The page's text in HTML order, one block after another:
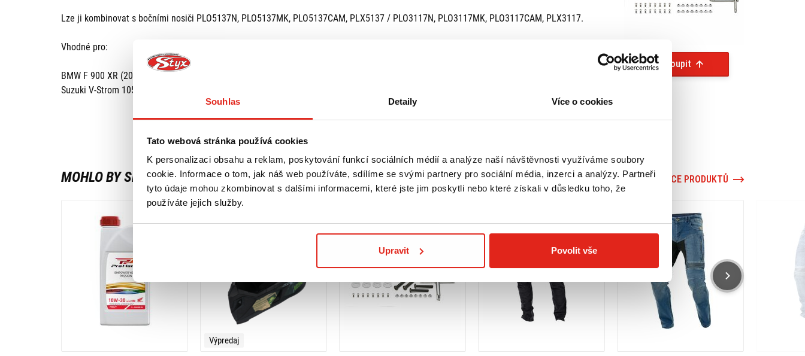
Souhlas Detaily Více o cookies
Tato webová stránka používá cookies
K personalizaci obsahu a reklam, poskytování funkcí sociálních médií a analýze naší návštěvnosti využíváme soubory
cookie. Informace o tom, jak náš web používáte, sdílíme se svými partnery pro sociální média, inzerci a analýzy. Partneři
tyto údaje mohou zkombinovat s dalšími informacemi, které jste jim poskytli nebo které získali v důsledku toho, že
používáte jejich služby.
Upravit Povolit vše
Lze ji kombinovat s bočními nosiči PLO5137N, PLO5137MK, PLO5137CAM, PLX5137 / PLO3117N, PLO3117MK, PLO3117CAM, PLX3117.
Vhodné pro:
BMW F 900 XR (20) - PLO5137N, PLO5137MK, PLO5137CAM, PLX5137
Suzuki V-Strom 1050/XT (20) - PLO3117N, PLO3117MK, PLO3117CAM, PLX3117
Koupit
MOHLO BY SE VÁM LÍBIT VÍCE PRODUKTŮ
Výpredaj